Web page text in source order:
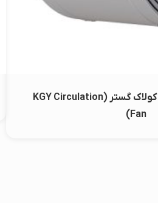
فن سیرکوله صنعتی کولاک گستر (KGY Circulation
Fan)